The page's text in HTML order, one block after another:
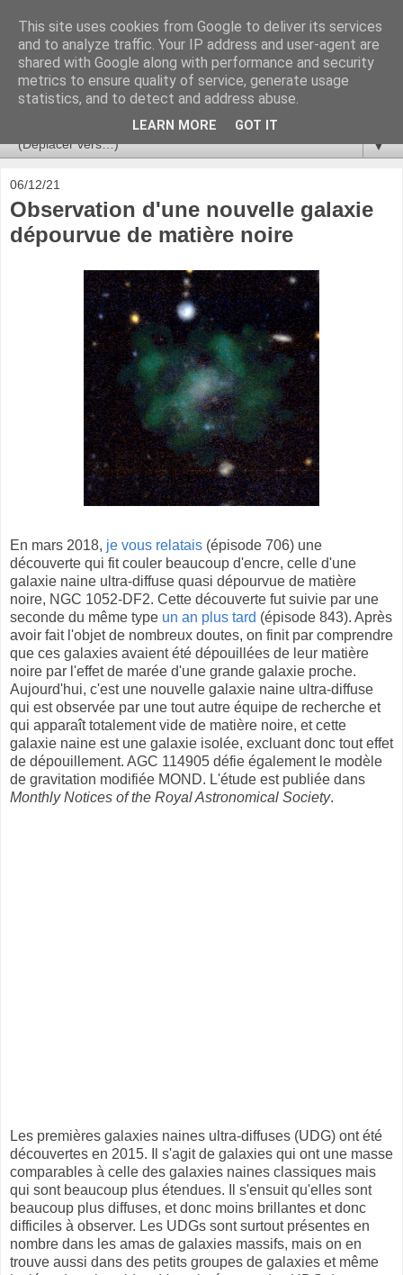
Ça se passe là haut
Astronomie, Astrophysique, Astroparticules, Cosmologie.
L'infini se contemple, indéfiniment. ISSN 2272-5768
▼
06/12/21
Observation d'une nouvelle galaxie
dépourvue de matière noire
En mars 2018, je vous relatais (épisode 706) une
découverte qui fit couler beaucoup d'encre, celle d'une
galaxie naine ultra-diffuse quasi dépourvue de matière
noire, NGC 1052-DF2. Cette découverte fut suivie par une
seconde du même type un an plus tard (épisode 843). Après
avoir fait l'objet de nombreux doutes, on finit par comprendre
que ces galaxies avaient été dépouillées de leur matière
noire par l'effet de marée d'une grande galaxie proche.
Aujourd'hui, c'est une nouvelle galaxie naine ultra-diffuse
qui est observée par une tout autre équipe de recherche et
qui apparaît totalement vide de matière noire, et cette
galaxie naine est une galaxie isolée, excluant donc tout effet
de dépouillement. AGC 114905 défie également le modèle
de gravitation modifiée MOND. L'étude est publiée dans
Monthly Notices of the Royal Astronomical Society.
Les premières galaxies naines ultra-diffuses (UDG) ont été
découvertes en 2015. Il s'agit de galaxies qui ont une masse
comparables à celle des galaxies naines classiques mais
qui sont beaucoup plus étendues. Il s'ensuit qu'elles sont
beaucoup plus diffuses, et donc moins brillantes et donc
difficiles à observer. Les UDGs sont surtout présentes en
nombre dans les amas de galaxies massifs, mais on en
trouve aussi dans des petits groupes de galaxies et même
This site uses cookies from Google to deliver its services
and to analyze traffic. Your IP address and user-agent are
shared with Google along with performance and security
metrics to ensure quality of service, generate usage
statistics, and to detect and address abuse.
LEARN MORE GOT IT